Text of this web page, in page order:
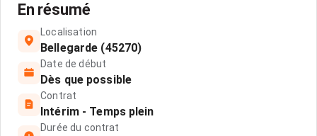
En résumé
Localisation
Bellegarde (45270)
Date de début
Dès que possible
Contrat
Intérim - Temps plein
Durée du contrat